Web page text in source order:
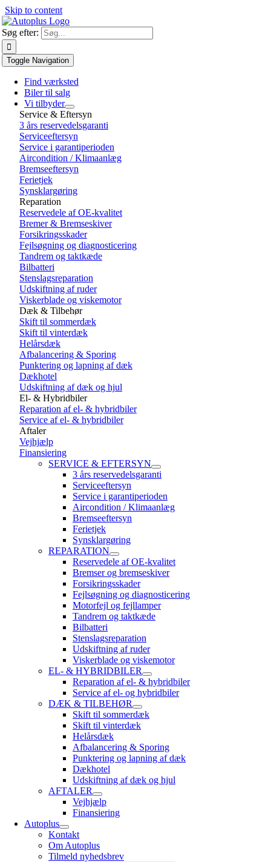
Skip to content
Søg efter:
Toggle Navigation
Find værksted
Biler til salg
Vi tilbyder
Service & Eftersyn
3 års reservedelsgaranti
Serviceeftersyn
Service i garantiperioden
Aircondition / Klimaanlæg
Bremseeftersyn
Ferietjek
Synsklargøring
Reparation
Reservedele af OE-kvalitet
Bremer & Bremseskiver
Forsikringsskader
Fejlsøgning og diagnosticering
Tandrem og taktkæde
Bilbatteri
Stenslagsreparation
Udskiftning af ruder
Viskerblade og viskemotor
Dæk & Tilbehør
Skift til sommerdæk
Skift til vinterdæk
Helårsdæk
Afbalancering & Sporing
Punktering og lapning af dæk
Dækhotel
Udskiftning af dæk og hjul
El- & Hybridbiler
Reparation af el- & hybridbiler
Service af el- & hybridbiler
Aftaler
Vejhjælp
Finansiering
SERVICE & EFTERSYN
3 års reservedelsgaranti
Serviceeftersyn
Service i garantiperioden
Aircondition / Klimaanlæg
Bremseeftersyn
Ferietjek
Synsklargøring
REPARATION
Reservedele af OE-kvalitet
Bremser og bremseskiver
Forsikringsskader
Fejlsøgning og diagnosticering
Motorfejl og fejllamper
Tandrem og taktkæde
Bilbatteri
Stenslagsreparation
Udskiftning af ruder
Viskerblade og viskemotor
EL- & HYBRIDBILER
Reparation af el- & hybridbiler
Service af el- og hybridbiler
DÆK & TILBEHØR
Skift til sommerdæk
Skift til vinterdæk
Helårsdæk
Afbalancering & Sporing
Punktering og lapning af dæk
Dækhotel
Udskiftning af dæk og hjul
AFTALER
Vejhjælp
Finansiering
Autoplus
Kontakt
Om Autoplus
Tilmeld nyhedsbrev